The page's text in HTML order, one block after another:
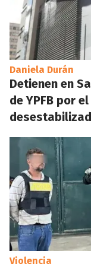
Daniela Durán
Detienen en
de YPFB por
Violencia